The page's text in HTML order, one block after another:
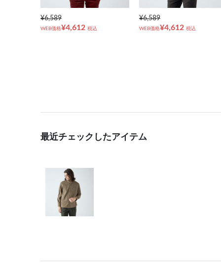
¥6,589
WEB価格¥4,612 税込
¥6,589
WEB価格¥4,612 税込
最近チェックしたアイテム